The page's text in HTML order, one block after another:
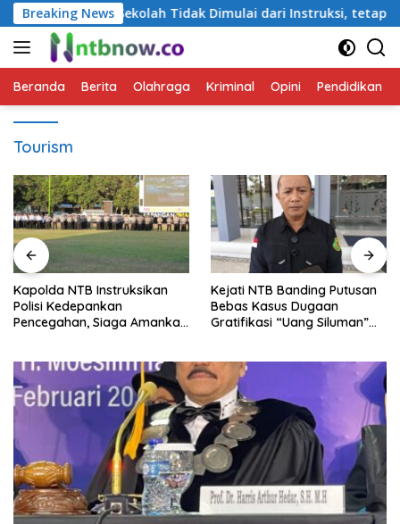
Langsung
ke
konten
Breaking NewsSekolah Tidak Dimulai dari Instruksi, tetapi dari
Beranda Berita Olahraga Kriminal Opini Pendidikan
Tourism
Kapolda NTB Instruksikan
Polisi Kedepankan
Pencegahan, Siaga Amankan
Kejati NTB Banding Putusan
Bebas Kasus Dugaan
Gratifikasi “Uang Siluman”